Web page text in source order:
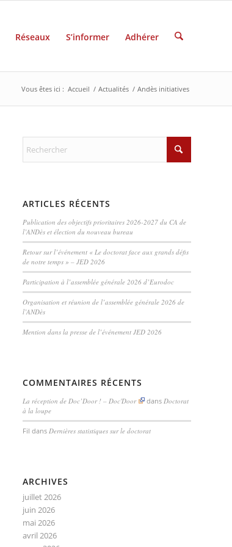
Réseaux S’informer Adhérer
Vous êtes ici : Accueil / Actualités / Andès initiatives
ARTICLES RÉCENTS
Publication des objectifs prioritaires 2026-2027 du CA de
l’ANDès et élection du nouveau bureau
Retour sur l’événement « Le doctorat face aux grands défis
de notre temps » – JED 2026
Participation à l’assemblée générale 2026 d’Eurodoc
Organisation et réunion de l’assemblée générale 2026 de
l’ANDès
Mention dans la presse de l’événement JED 2026
COMMENTAIRES RÉCENTS
La réception de Doc’Door ! – Doc'Door dans Doctorat
à la loupe
Fil dansDernières statistiques sur le doctorat
ARCHIVES
juillet 2026
juin 2026
mai 2026
avril 2026